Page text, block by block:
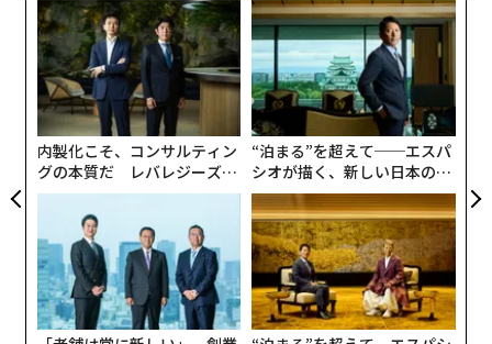
ニトリの買収に期待するのは、各ホームセンターへと商
品を納品している卸売業者などだ。
「もしDCMが島忠を買収することになれば、DCMは低価
格での仕入れを実現するために、同じ商品であれば仕入
れ先の統合へと向かうと思います。つまり、これまで島
忠に納品をしていた問屋と、DCMに納品をしていた問屋
とのあいだで天秤にかけられ、より安い卸値を提示でき
た方に仕入先が一本化されることになるわけです。工具
や塗料の卸売業者からすれば、島忠がDCMの子会社とな
ることで、大きな取引先をひとつ失う可能性があるので
す」（卸売業者）
内製化こそ、コンサルティン
グの本質だ レバレジーズが
実践する、次世代ファームの
“泊まる”を超えて──エスパ
シオが描く、新しい日本のラ
グジュアリー（前編）